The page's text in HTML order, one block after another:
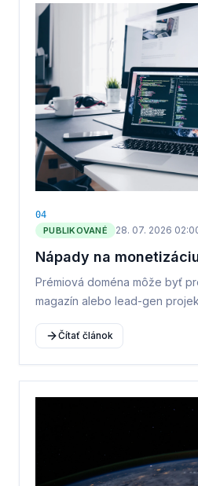
04
PUBLIKOVANÉ
28. 07. 2026
Nápady na
Prémiová doména môže byť
magazín alebo lead-gen
Čítať článok